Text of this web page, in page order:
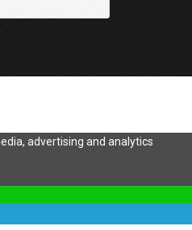
advertising and analytics